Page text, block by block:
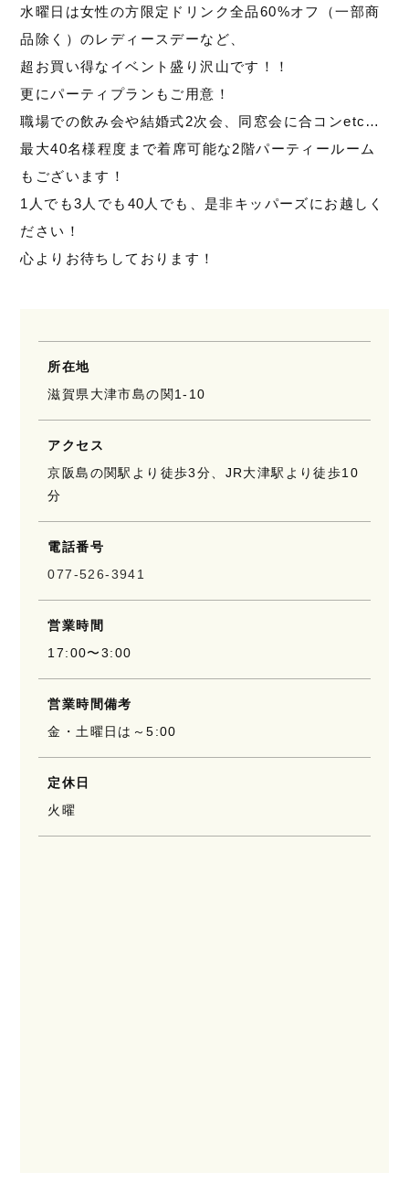
水曜日は女性の方限定ドリンク全品60%オフ（一部商
品除く）のレディースデーなど、
超お買い得なイベント盛り沢山です！！
更にパーティプランもご用意！
職場での飲み会や結婚式2次会、同窓会に合コンetc…
最大40名様程度まで着席可能な2階パーティールーム
もございます！
1人でも3人でも40人でも、是非キッパーズにお越しく
ださい！
心よりお待ちしております！
所在地
滋賀県大津市島の関1-10
アクセス
京阪島の関駅より徒歩3分、JR大津駅より徒歩10
分
電話番号
077-526-3941
営業時間
17:00〜3:00
営業時間備考
金・土曜日は～5:00
定休日
火曜